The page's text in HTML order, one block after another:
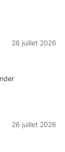
26 juillet 2026
26 juillet 2026